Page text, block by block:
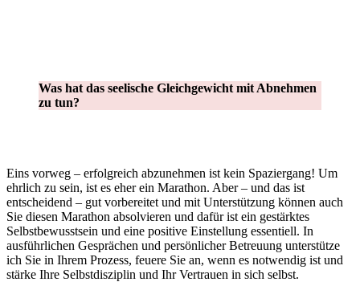
Was hat das seelische Gleichgewicht mit Abnehmen
zu tun?
Eins vorweg – erfolgreich abzunehmen ist kein Spaziergang! Um
ehrlich zu sein, ist es eher ein Marathon. Aber – und das ist
entscheidend – gut vorbereitet und mit Unterstützung können auch
Sie diesen Marathon absolvieren und dafür ist ein gestärktes
Selbstbewusstsein und eine positive Einstellung essentiell. In
ausführlichen Gesprächen und persönlicher Betreuung unterstütze
ich Sie in Ihrem Prozess, feuere Sie an, wenn es notwendig ist und
stärke Ihre Selbstdisziplin und Ihr Vertrauen in sich selbst.